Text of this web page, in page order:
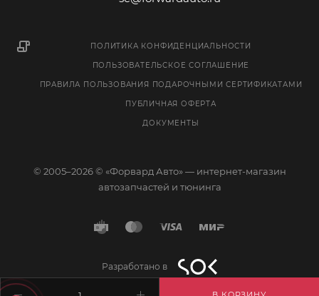
ПОЛИТИКА КОНФИДЕНЦИАЛЬНОСТИ
ПОЛЬЗОВАТЕЛЬСКОЕ СОГЛАШЕНИЕ
ПРАВИЛА ПОЛЬЗОВАНИЯ ПОДАРОЧНЫМИ СЕРТИФИКАТАМИ
ПУБЛИЧНАЯ ОФЕРТА
ДОКУМЕНТЫ
© 2005–2026 © «Форвард Авто» — интернет-магазин
автозапчастей и тюнинга
Разработано в